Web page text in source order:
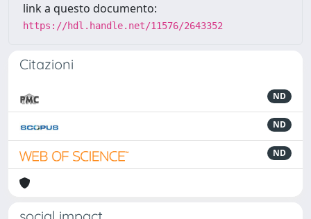
link a questo documento:
https://hdl.handle.net/11576/2643352
Citazioni
ND
ND
ND